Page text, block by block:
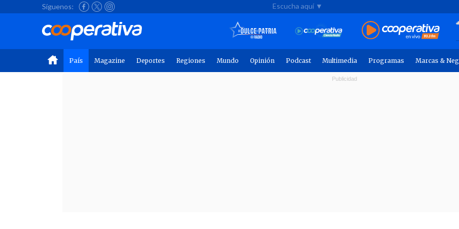
Síguenos: Escucha aquí ▼
País Magazine Deportes Regiones Mundo Opinión Podcast Multimedia Programas Marcas &